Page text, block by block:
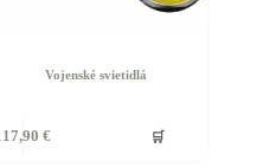
Vojenské svietidlá
€ 🛒